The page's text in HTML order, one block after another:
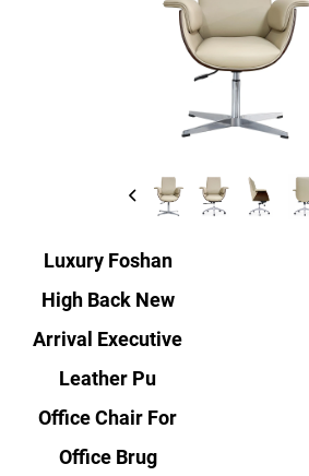
Luxury Foshan
High Back New
Arrival Executive
Leather Pu
Office Chair For
Office Brug